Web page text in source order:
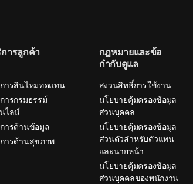
ารลูกค้า
ารสินไหมทดแทน
ารกรมธรรม์
ไลน์
ารด้านข้อมูล
ารด้านสุขภาพ
กฎหมายและข้อ
กำกับดูแล
สงวนสิทธิ์การใช้งาน
นโยบายคุ้มครองข้อมูล
ส่วนบุคคล
นโยบายคุ้มครองข้อมูล
ส่วนตัวสำหรับตัวแทน
และนายหน้า
นโยบายคุ้มครองข้อมูล
ส่วนบุคคลของพนักงาน